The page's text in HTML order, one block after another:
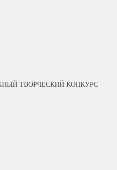
ТВОРЧЕСКИЙ КОНКУРС